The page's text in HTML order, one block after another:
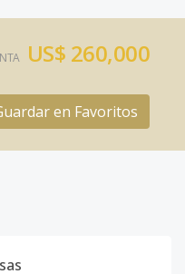
US$ 260,000
en Favoritos